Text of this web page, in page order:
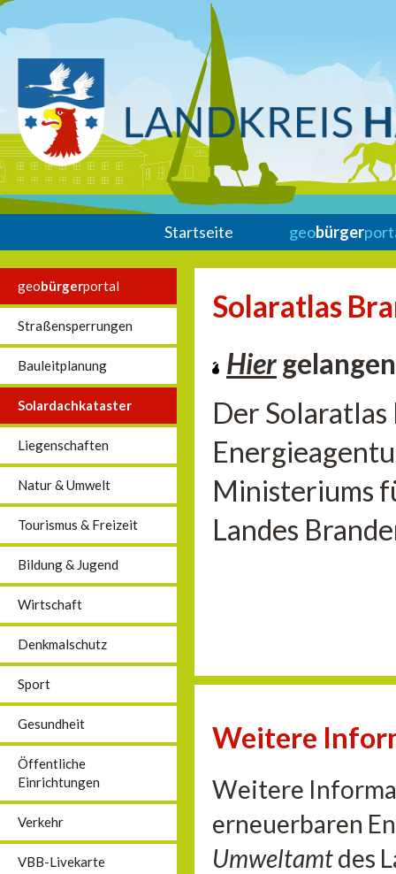
Startseite geobürger
geobürgerportal
Straßensperrungen
Bauleitplanung
Solardachkataster
Liegenschaften
Natur & Umwelt
Tourismus & Freizeit
Bildung & Jugend
Wirtschaft
Denkmalschutz
Sport
Gesundheit
Öffentliche
Einrichtungen
Verkehr
VBB-Livekarte
Solaratlas
Hier
Der
Ministeriums
Landes
Weitere
Weitere
erneuerbaren
Umweltamtdes